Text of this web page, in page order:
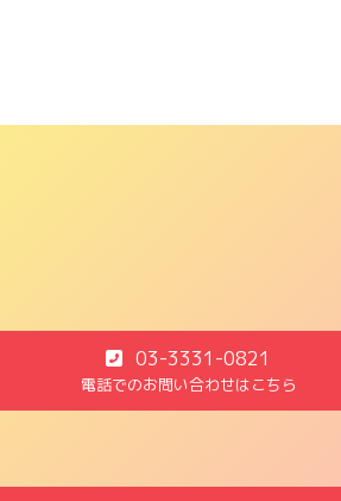
03-3331-0821
電話でのお問い合わせはこちら